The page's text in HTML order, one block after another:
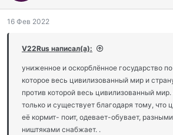
16 Фев 2022
V22Rus написал(а):
униженное и оскорблённое государство
которое весь цивилизованный мир и
против которой весь цивилизованный
только и существует благодаря тому, что
её кормит- поит, одевает-обувает,
ништяками снабжает. .